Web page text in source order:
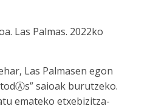
Las Palmas. 2022ko
Las Palmasen egon
saioak burutzeko.
emateko etxebizitza-